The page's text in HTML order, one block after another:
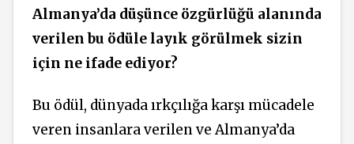
Almanya’da düşünce özgürlüğü alanında
verilen bu ödüle layık görülmek sizin
için ne ifade ediyor?
Bu ödül, dünyada ırkçılığa karşı mücadele
veren insanlara verilen ve Almanya’da